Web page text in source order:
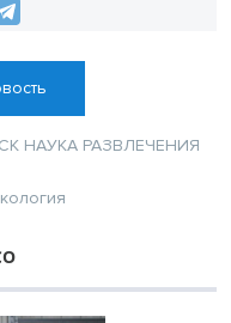
НАУКА РАЗВЛЕЧЕНИЯ